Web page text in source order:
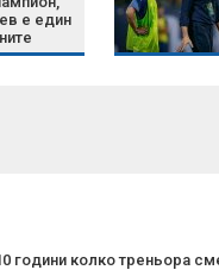
е един
години колко треньора